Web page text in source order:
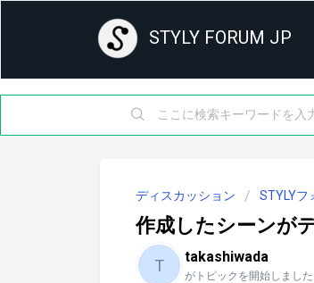
STYLY FORUM JP
ディスカッション STYLYフ
作成したシーンが
T takashiwada
がトピックを開始しました